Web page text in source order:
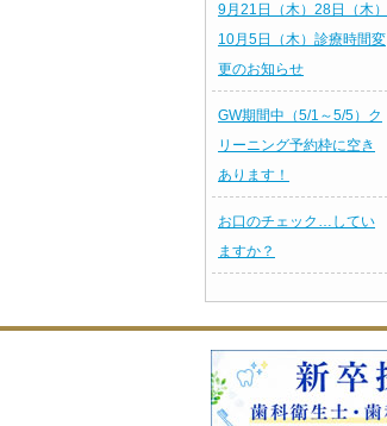
9月21日（木）28日（木）
10月5日（木）診療時間変
更のお知らせ
GW期間中（5/1～5/5）ク
リーニング予約枠に空き
あります！
お口のチェック…してい
ますか？